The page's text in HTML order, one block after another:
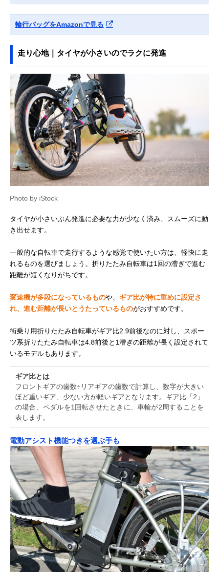
輪行バッグをAmazonで見る
走り心地｜タイヤが小さいのでラクに発進
Photo by iStock
タイヤが小さいぶん発進に必要な力が少なく済み、スムーズに動
き出せます。
一般的な自転車で走行するような感覚で使いたい方は、軽快に走
れるものを選びましょう。折りたたみ自転車は1回の漕ぎで進む
距離が短くなりがちです。
変速機が多段になっているものや、 ギア比が特に重めに設定さ
れ、進む距離が長いとうたっているものがおすすめです。
街乗り用折りたたみ自転車がギア比2.9前後なのに対し、スポー
ツ系折りたたみ自転車は4.8前後と1漕ぎの距離が長く設定されて
いるモデルもあります。
ギア比とは
フロントギアの歯数÷リアギアの歯数で計算し、数字が大きい
ほど重いギア、少ない方が軽いギアとなります。ギア比「2」
の場合、ペダルを1回転させたときに、車輪が2周することを
表します。
電動アシスト機能つきを選ぶ手も